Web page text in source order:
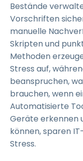
Bestände
Vorschriften
manuelle
Skripten und
Methoden
Stress auf,
beanspruchen,
brauchen, wenn
Automatisierte
Geräte erkennen
können, sparen
Stress.